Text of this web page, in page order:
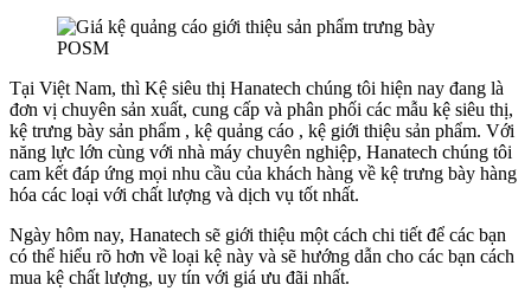
Tại Việt Nam, thì Kệ siêu thị Hanatech chúng tôi hiện nay đang là
đơn vị chuyên sản xuất, cung cấp và phân phối các mẫu kệ siêu thị,
kệ trưng bày sản phẩm , kệ quảng cáo , kệ giới thiệu sản phẩm. Với
năng lực lớn cùng với nhà máy chuyên nghiệp, Hanatech chúng tôi
cam kết đáp ứng mọi nhu cầu của khách hàng về kệ trưng bày hàng
hóa các loại với chất lượng và dịch vụ tốt nhất.
Ngày hôm nay, Hanatech sẽ giới thiệu một cách chi tiết để các bạn
có thể hiểu rõ hơn về loại kệ này và sẽ hướng dẫn cho các bạn cách
mua kệ chất lượng, uy tín với giá ưu đãi nhất.